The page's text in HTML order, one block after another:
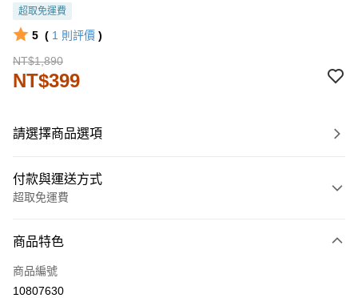
超取免運費
5 ( 1 則評價 )
NT$1,890
NT$399
請選擇商品選項
付款與運送方式
超取免運費
信用卡一次付款
LINE Pay
商品特色
商品編號
10807630